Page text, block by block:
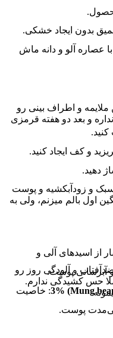
بدون ایجاد خشکی.
عصاره آلو و دانه ماش
و کف ایجاد کنید.
دهید.
از اسیدهای آلی و
و آبرسانی پوست.
: خاصیت
پوست.
و اطراف بینی رو
و بعد دو هفته قرمزی
و زودآبکشیه و پوست
اول بالم میزنم، ولی به
و آلودگی روز رو
حس کشیدگی ندارم.